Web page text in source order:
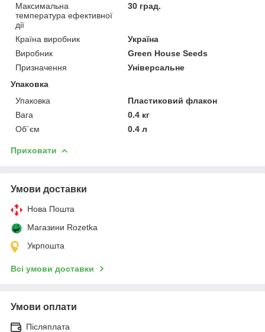
Максимальна
температура ефективної
дії
30 град.
Країна виробник
Україна
Виробник
Green House Seeds
Призначення
Універсальне
Упаковка
Упаковка
Пластиковий флакон
Вага
0.4 кг
Об`єм
0.4 л
Приховати
Умови доставки
Нова Пошта
Магазини Rozetka
Укрпошта
Всі умови доставки
Умови оплати
Післяплата